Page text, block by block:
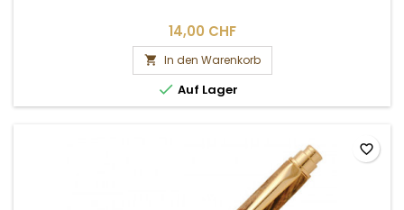
14,00 CHF
 In den Warenkorb
 Auf Lager
favorite_border